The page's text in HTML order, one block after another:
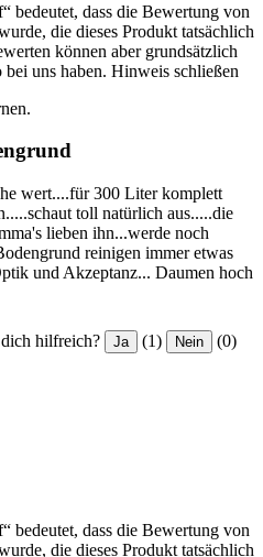
bedeutet, dass die Bewertung von
die dieses Produkt tatsächlich
können aber grundsätzlich
uns haben. Hinweis schließen
wert....für 300 Liter komplett
toll natürlich aus.....die
lieben ihn...werde noch
reinigen immer etwas
und Akzeptanz... Daumen hoch
hilfreich? Ja (1) Nein (0)
bedeutet, dass die Bewertung von
die dieses Produkt tatsächlich